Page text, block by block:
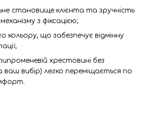
становище клієнта та зручність
з фіксацією;
кольору, що забезпечує відмінну
хрестовині без
вибір) легко переміщається по